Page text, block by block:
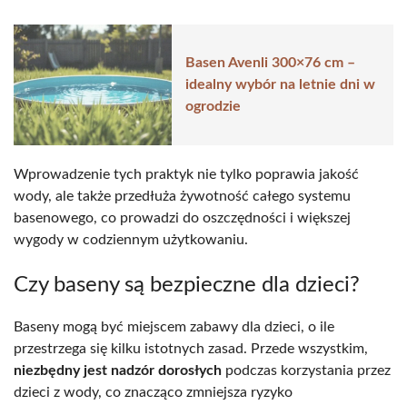
Basen Avenli 300×76 cm –
idealny wybór na letnie dni w
ogrodzie
Wprowadzenie tych praktyk nie tylko poprawia jakość
wody, ale także przedłuża żywotność całego systemu
basenowego, co prowadzi do oszczędności i większej
wygody w codziennym użytkowaniu.
Czy baseny są bezpieczne dla dzieci?
Baseny mogą być miejscem zabawy dla dzieci, o ile
przestrzega się kilku istotnych zasad. Przede wszystkim,
niezbędny jest nadzór dorosłych podczas korzystania przez
dzieci z wody, co znacząco zmniejsza ryzyko